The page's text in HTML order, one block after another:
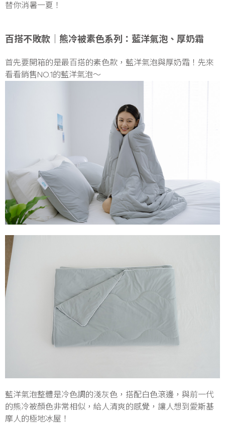
替你消暑一夏！
百搭不敗款│熊冷被素色系列：藍洋氣泡、厚奶霜
首先要開箱的是最百搭的素色款，藍洋氣泡與厚奶霜！先來
看看銷售NO.1的藍洋氣泡～
藍洋氣泡整體是冷色調的淺灰色，搭配白色滾邊，與前一代
的熊冷被顏色非常相似，給人清爽的感覺，讓人想到愛斯基
摩人的極地冰屋！